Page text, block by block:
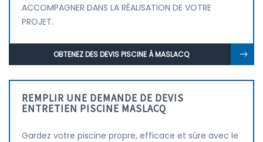
ACCOMPAGNER DANS LA RÉALISATION DE VOTRE
PROJET.
OBTENEZ DES DEVIS PISCINE À MASLACQ
REMPLIR UNE DEMANDE DE DEVIS
ENTRETIEN PISCINE MASLACQ
Gardez votre piscine propre, efficace et sûre avec le